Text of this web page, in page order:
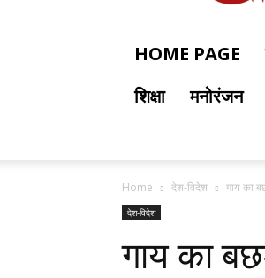
HOME PAGE
शिक्षा
मनोरंजन
Home देश-विदेश गाय का
देश-विदेश
गाय का